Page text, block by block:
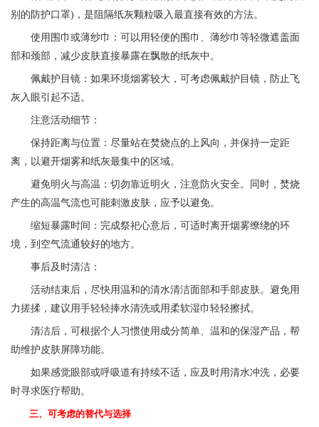
别的防护口罩)，是阻隔纸灰颗粒吸入最直接有效的方法。
使用围巾或薄纱巾：可以用轻便的围巾、薄纱巾等轻微遮盖面
部和颈部，减少皮肤直接暴露在飘散的纸灰中。
佩戴护目镜：如果环境烟雾较大，可考虑佩戴护目镜，防止飞
灰入眼引起不适。
注意活动细节：
保持距离与位置：尽量站在焚烧点的上风向，并保持一定距
离，以避开烟雾和纸灰最集中的区域。
避免明火与高温：切勿靠近明火，注意防火安全。同时，焚烧
产生的高温气流也可能刺激皮肤，应予以避免。
缩短暴露时间：完成祭祀心意后，可适时离开烟雾缭绕的环
境，到空气流通较好的地方。
事后及时清洁：
活动结束后，尽快用温和的清水清洁面部和手部皮肤。避免用
力搓揉，建议用手轻轻捧水清洗或用柔软湿巾轻轻擦拭。
清洁后，可根据个人习惯使用成分简单、温和的保湿产品，帮
助维护皮肤屏障功能。
如果感觉眼部或呼吸道有持续不适，应及时用清水冲洗，必要
时寻求医疗帮助。
三、可考虑的替代与选择